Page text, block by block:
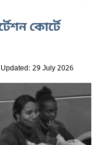
কোর্টে
29 July 2026